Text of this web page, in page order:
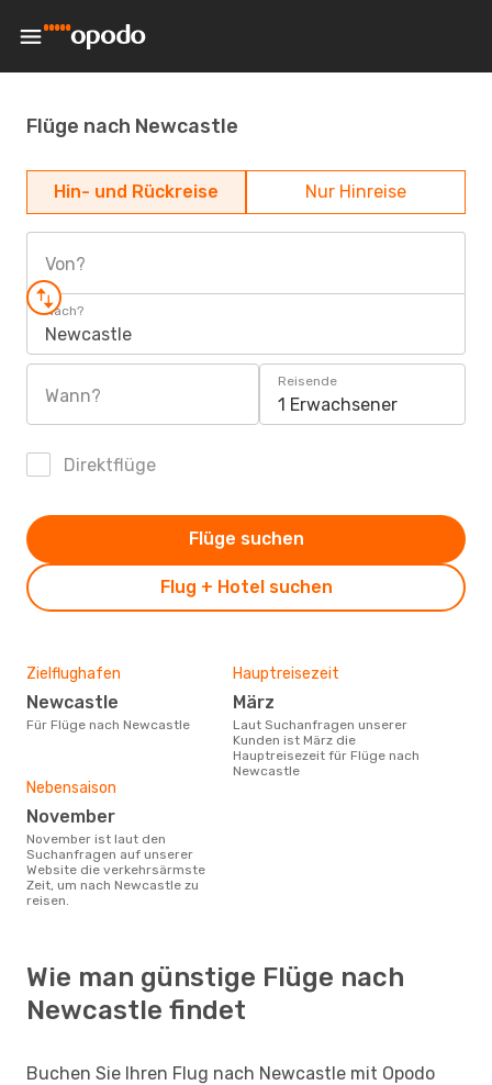
Flüge nach Newcastle
Hin- und Rückreise Nur Hinreise
Von?
Nach?
Newcastle
Wann?
Reisende
1 Erwachsener
Direktflüge
Flug + Hotel suchen
Flüge suchen
Zielflughafen
Newcastle
Für Flüge nach Newcastle
Hauptreisezeit
März
Laut Suchanfragen unserer
Kunden ist März die
Hauptreisezeit für Flüge nach
Newcastle
Nebensaison
November
November ist laut den
Suchanfragen auf unserer
Website die verkehrsärmste
Zeit, um nach Newcastle zu
reisen.
Wie man günstige Flüge nach
Newcastle findet
Buchen Sie Ihren Flug nach Newcastle mit Opodo